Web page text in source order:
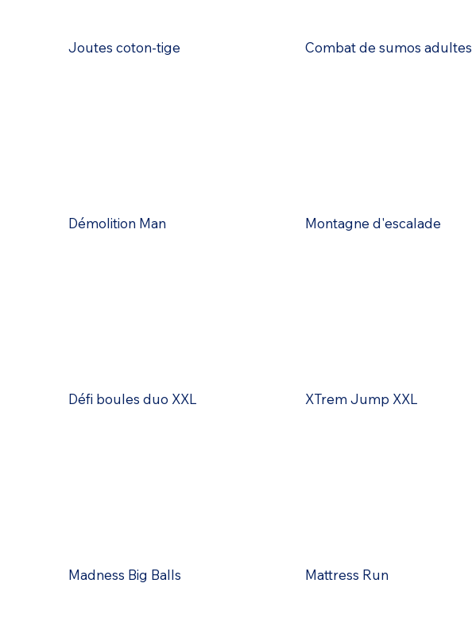
Joutes coton-tige Combat de sumos adultes
Démolition Man Montagne d'escalade
Défi boules duo XXL XTrem Jump XXL
Madness Big Balls Mattress Run